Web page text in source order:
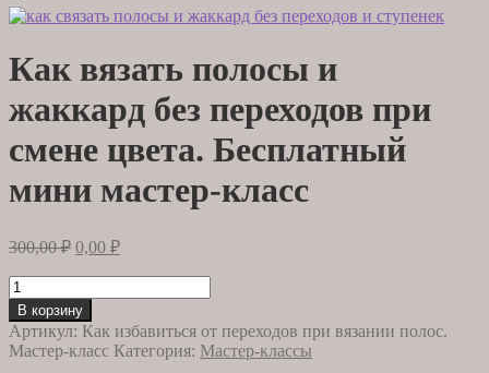
Как вязать полосы и
жаккард без переходов при
смене цвета. Бесплатный
мини мастер-класс
300,00₽ Первоначальная
составляла
300,00 ₽.
0,00 ₽Текущая
Количество
товара
Как
вязать
полосы
В корзину
Артикул: Как избавиться от переходов при вязании полос.
Мастер-класс Категория: Мастер-классы